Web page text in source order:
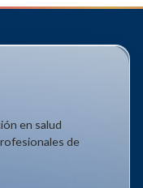
en salud
de